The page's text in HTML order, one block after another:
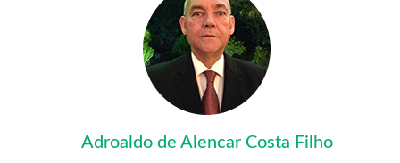
Adroaldo de Alencar Costa Filho